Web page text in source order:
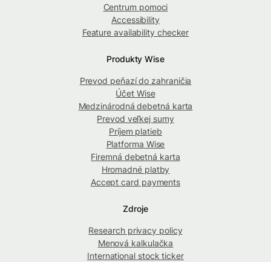
Centrum pomoci
Accessibility
Feature availability checker
Produkty Wise
Prevod peňazí do zahraničia
Účet Wise
Medzinárodná debetná karta
Prevod veľkej sumy
Príjem platieb
Platforma Wise
Firemná debetná karta
Hromadné platby
Accept card payments
Zdroje
Research privacy policy
Menová kalkulačka
International stock ticker